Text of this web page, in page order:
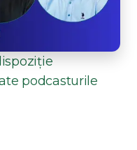
podcasturile